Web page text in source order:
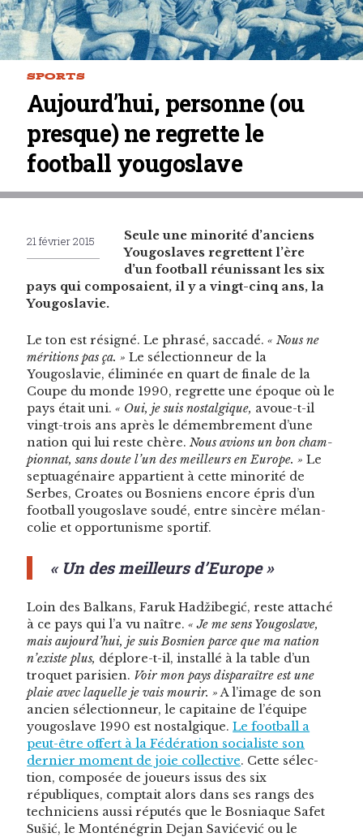
SPORTS
Aujourd’hui, personne (ou
presque) ne regrette le
football yougoslave
21 février 2015
Seule une minorité d’anciens
Yougoslaves regret­tent l’ère
d’un foot­ball réu­nis­sant les six
pays qui com­po­saient, il y a vingt-cinq ans, la
Yougoslavie.
Le ton est résigné. Le phrasé, sac­cadé.« Nous ne
méri­tions pas ça. » Le sélec­tion­neur de la
Yougoslavie, élim­inée en quart de finale de la
Coupe du monde 1990, regrette une époque où le
pays était uni.« Oui, je suis nos­tal­gique, avoue-t-il
vingt-trois ans après le démem­bre­ment d’une
nation qui lui reste chère. Nous avions un bon cham­
pi­onnat, sans doute l’un des meilleurs en Europe. » Le
sep­tu­agé­naire appar­tient à cette minorité de
Serbes, Croates ou Bosniens encore épris d’un
foot­ball yougoslave soudé, entre sincère mélan­
col­ie et oppor­tunisme sportif.
« Un des meilleurs d’Europe »
Loin des Balka­ns, Faruk Hadžibegić, reste attaché
à ce pays qui l’a vu naître.« Je me sens Yougoslave,
mais aujourd’hui, je suis Bosnien parce que ma nation
n’existe plus, déplore-t-il, instal­lé à la table d’un
tro­quet parisien. Voir mon pays dis­paraître est une
plaie avec laque­lle je vais mourir. »A l’image de son
ancien sélec­tion­neur, le cap­i­taine de l’équipe
yougoslave 1990 est nos­tal­gique.Le foot­ball a
peut-être offert à la Fédéra­tion social­iste son
dernier moment de joie col­lec­tive. Cette sélec­
tion, com­posée de joueurs issus des six
républiques, comp­tait alors dans ses rangs des
tech­ni­ciens aus­si réputés que le Bosni­aque Safet
Sušić, le Mon­téné­grin Dejan Sav­iće­vić ou le